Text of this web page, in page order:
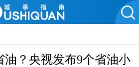
油？央视发布9个省油小